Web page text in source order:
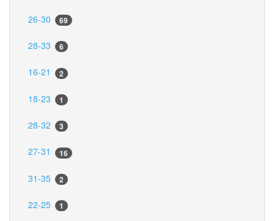
26-30 69
28-33 6
16-21 2
18-23 1
28-32 3
27-31 16
31-35 2
22-25 1